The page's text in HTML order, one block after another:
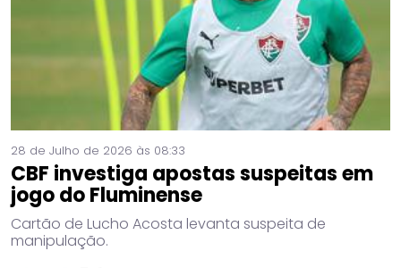
28 de Julho de 2026 às 08:33
CBF investiga apostas suspeitas em
jogo do Fluminense
Cartão de Lucho Acosta levanta suspeita de
manipulação.